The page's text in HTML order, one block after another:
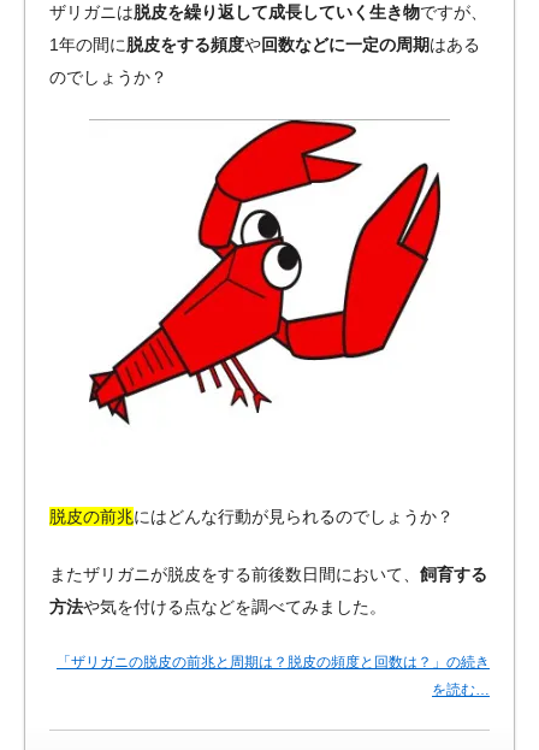
ザリガニは脱皮を繰り返して成長していく生き物ですが、
1年の間に脱皮をする頻度や回数などに一定の周期はある
のでしょうか？
脱皮の前兆にはどんな行動が見られるのでしょうか？
またザリガニが脱皮をする前後数日間において、 飼育する
方法や気を付ける点などを調べてみました。
「ザリガニの脱皮の前兆と周期は？脱皮の頻度と回数は？」の続き
を読む…